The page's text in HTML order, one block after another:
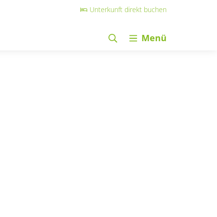
Unterkunft direkt buchen
Menü